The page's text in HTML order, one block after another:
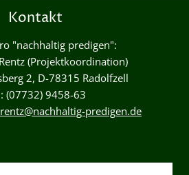
Kontakt
"nachhaltig predigen":
(Projektkoordination)
2, D-78315 Radolfzell
(07732) 9458-63
predigen.de